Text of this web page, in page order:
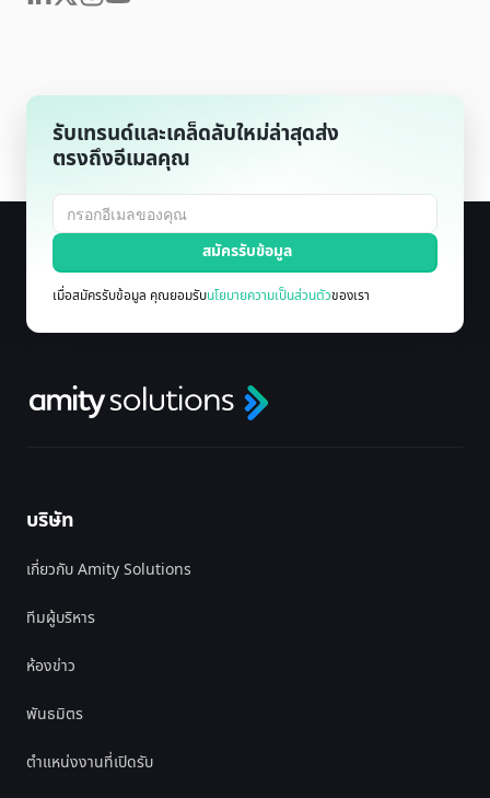
รับเทรนด์และเคล็ดลับใหม่ล่าสุดส่ง
ตรงถึงอีเมลคุณ
เมื่อสมัครรับข้อมูล คุณยอมรับนโยบายความเป็นส่วนตัวของเรา
บริษัท
เกี่ยวกับ Amity Solutions
ทีมผู้บริหาร
ห้องข่าว
พันธมิตร
ตำแหน่งงานที่เปิดรับ